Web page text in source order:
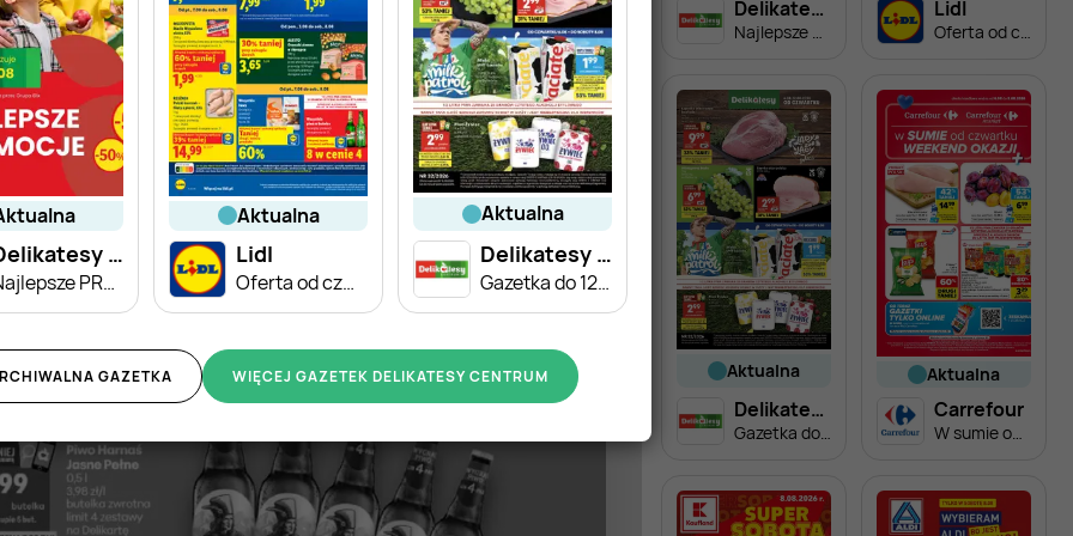
aktualna
Delikatesy Centrum
Najlepsze PROMOCJE do -55%
aktualna
Lidl
Oferta od czwartku
aktualna
Delikatesy Centrum
Gazetka do 12.08
WIĘCEJ GAZETEK DELIKATESY CENTRUM
GAZETKA
Delikatesy Centrum Lidl
aktualna
Delikatesy Centrum
Gazetka do 12.08
aktualna
Carrefour
W sumie od czwartku weekend okazji